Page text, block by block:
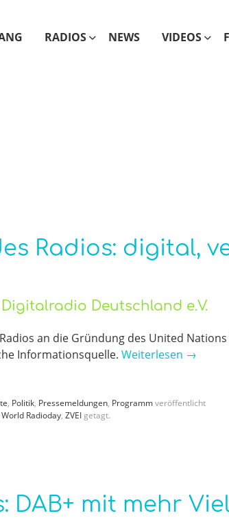
RADIOS NEWS VIDEOS
Radios: digital,
Deutschland e.V.
an die Gründung des United Nations
Informationsquelle. Weiterlesen →
, Politik, Pressemeldungen, Programmveröffentlicht
World Radioday, ZVEI getagt.
DAB+ mit mehr